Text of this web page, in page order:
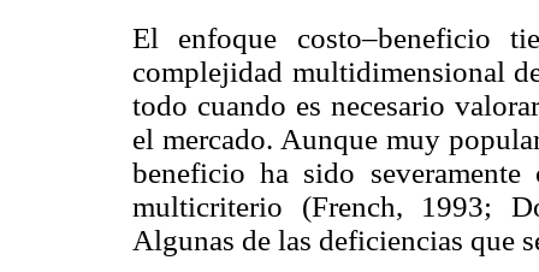
El enfoque costo–beneficio
complejidad multidimensional
todo cuando es necesario
el mercado. Aunque muy
beneficio ha sido
multicriterio (French, 1993;
Algunas de las deficiencias que